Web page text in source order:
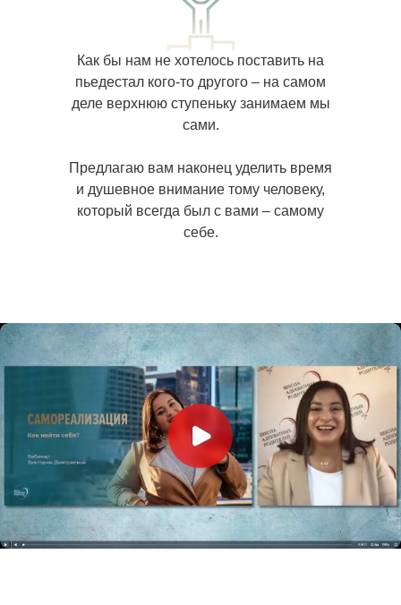
Как бы нам не хотелось поставить на
пьедестал кого-то другого – на самом
деле верхнюю ступеньку занимаем мы
сами.
Предлагаю вам наконец уделить время
и душевное внимание тому человеку,
который всегда был с вами – самому
себе.